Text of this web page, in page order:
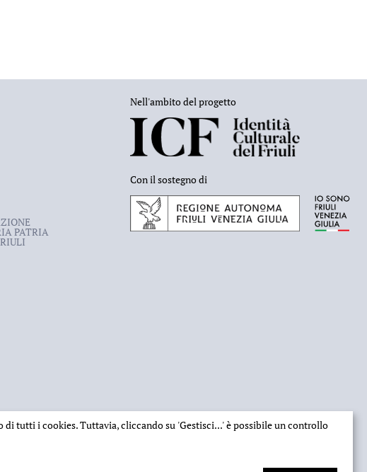
PATRIA
Nell'ambito del progetto
Con il sostegno di
di tutti i cookies. Tuttavia, cliccando su 'Gestisci...'è possibile un controllo